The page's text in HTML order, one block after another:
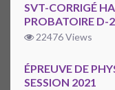
SVT-CORRIGÉ
PROBATOIRE D-
22476 Views
ÉPREUVE DE
SESSION 2021